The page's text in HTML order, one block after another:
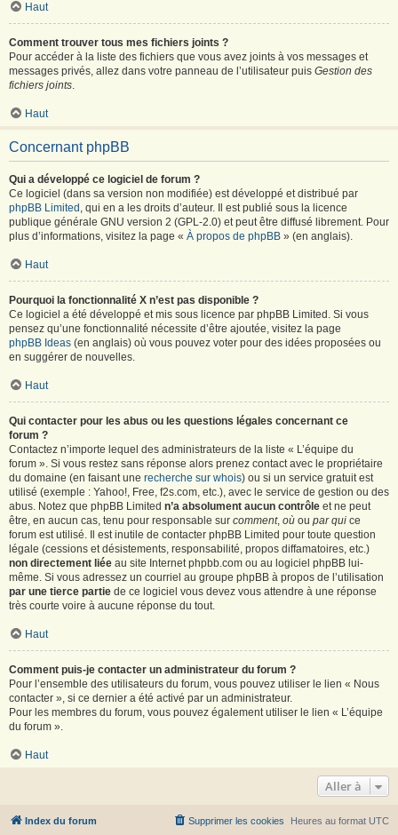
Haut
Comment trouver tous mes fichiers joints ?
Pour accéder à la liste des fichiers que vous avez joints à vos messages et
messages privés, allez dans votre panneau de l’utilisateur puis Gestion des
fichiers joints.
Haut
Concernant phpBB
Qui a développé ce logiciel de forum ?
Ce logiciel (dans sa version non modifiée) est développé et distribué par
phpBB Limited , qui en a les droits d’auteur. Il est publié sous la licence
publique générale GNU version 2 (GPL-2.0) et peut être diffusé librement. Pour
plus d’informations, visitez la page « À propos de phpBB » (en anglais).
Haut
Pourquoi la fonctionnalité X n’est pas disponible ?
Ce logiciel a été développé et mis sous licence par phpBB Limited. Si vous
pensez qu’une fonctionnalité nécessite d’être ajoutée, visitez la page
phpBB Ideas (en anglais) où vous pouvez voter pour des idées proposées ou
en suggérer de nouvelles.
Haut
Qui contacter pour les abus ou les questions légales concernant ce
forum ?
Contactez n’importe lequel des administrateurs de la liste « L’équipe du
forum ». Si vous restez sans réponse alors prenez contact avec le propriétaire
du domaine (en faisant une recherche sur whois) ou si un service gratuit est
utilisé (exemple : Yahoo!, Free, f2s.com, etc.), avec le service de gestion ou des
abus. Notez que phpBB Limited n’a absolument aucun contrôle et ne peut
être, en aucun cas, tenu pour responsable sur comment, où ou par qui ce
forum est utilisé. Il est inutile de contacter phpBB Limited pour toute question
légale (cessions et désistements, responsabilité, propos diffamatoires, etc.)
non directement liée au site Internet phpbb.com ou au logiciel phpBB lui-
même. Si vous adressez un courriel au groupe phpBB à propos de l’utilisation
par une tierce partie de ce logiciel vous devez vous attendre à une réponse
très courte voire à aucune réponse du tout.
Haut
Comment puis-je contacter un administrateur du forum ?
Pour l’ensemble des utilisateurs du forum, vous pouvez utiliser le lien « Nous
contacter », si ce dernier a été activé par un administrateur.
Pour les membres du forum, vous pouvez également utiliser le lien « L’équipe
du forum ».
Haut
Aller à
Index du forum Heures au format UTC
Supprimer les cookies